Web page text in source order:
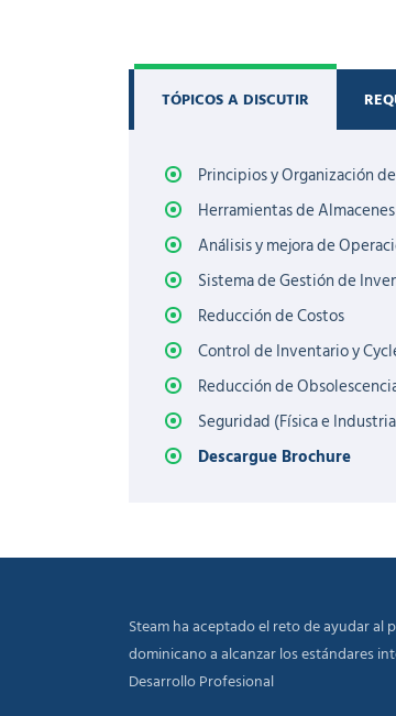
TÓPICOS A DISCUTIR
Principios y Organización
Herramientas de Almacenes
Análisis y mejora de
Sistema de Gestión de
Reducción de Costos
Control de Inventario y
Reducción de
Seguridad (Física e
Descargue Brochure
Steam ha aceptado el reto de ayudar al
dominicano a alcanzar los estándares
Desarrollo Profesional